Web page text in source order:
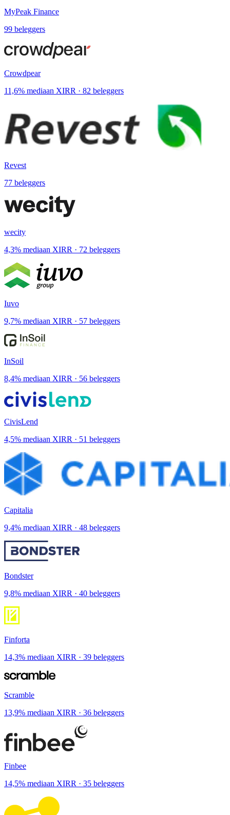
MyPeak Finance
99 beleggers
Crowdpear
11,6% mediaan XIRR · 82 beleggers
Revest
77 beleggers
wecity
4,3% mediaan XIRR · 72 beleggers
Iuvo
9,7% mediaan XIRR · 57 beleggers
InSoil
8,4% mediaan XIRR · 56 beleggers
CivisLend
4,5% mediaan XIRR · 51 beleggers
Capitalia
9,4% mediaan XIRR · 48 beleggers
Bondster
9,8% mediaan XIRR · 40 beleggers
Finforta
14,3% mediaan XIRR · 39 beleggers
Scramble
13,9% mediaan XIRR · 36 beleggers
Finbee
14,5% mediaan XIRR · 35 beleggers